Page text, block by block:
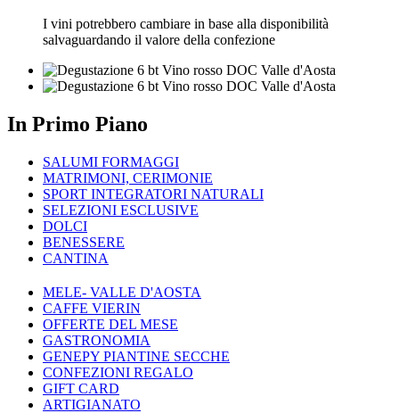
I vini potrebbero cambiare in base alla disponibilità
salvaguardando il valore della confezione
In Primo Piano
SALUMI FORMAGGI
MATRIMONI, CERIMONIE
SPORT INTEGRATORI NATURALI
SELEZIONI ESCLUSIVE
DOLCI
BENESSERE
CANTINA
MELE- VALLE D'AOSTA
CAFFE VIERIN
OFFERTE DEL MESE
GASTRONOMIA
GENEPY PIANTINE SECCHE
CONFEZIONI REGALO
GIFT CARD
ARTIGIANATO